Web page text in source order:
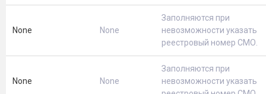
None None
Заполняются при
невозможности указать
реестровый номер СМО.
None None
Заполняются при
невозможности указать